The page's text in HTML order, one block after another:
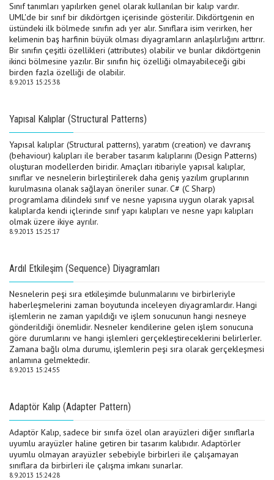
Sınıf tanımları yapılırken genel olarak kullanılan bir kalıp vardır.
UML'de bir sınıf bir dikdörtgen içerisinde gösterilir. Dikdörtgenin en
üstündeki ilk bölmede sınıfın adı yer alır. Sınıflara isim verirken, her
kelimenin baş harfinin büyük olması diyagramların anlaşılırlığını arttırır.
Bir sınıfın çeşitli özellikleri (attributes) olabilir ve bunlar dikdörtgenin
ikinci bölmesine yazılır. Bir sınıfın hiç özelliği olmayabileceği gibi
birden fazla özelliği de olabilir.
8.9.2013 15:25:38
Yapısal Kalıplar (Structural Patterns)
Yapısal kalıplar (Structural patterns), yaratım (creation) ve davranış
(behaviour) kalıpları ile beraber tasarım kalıplarını (Design Patterns)
oluşturan modellerden biridir. Amaçları itibariyle yapısal kalıplar,
sınıflar ve nesnelerin birleştirilerek daha geniş yazılım gruplarının
kurulmasına olanak sağlayan öneriler sunar. C# (C Sharp)
programlama dilindeki sınıf ve nesne yapısına uygun olarak yapısal
kalıplarda kendi içlerinde sınıf yapı kalıpları ve nesne yapı kalıpları
olmak üzere ikiye ayrılır.
8.9.2013 15:25:17
Ardıl Etkileşim (Sequence) Diyagramları
Nesnelerin peşi sıra etkileşimde bulunmalarını ve birbirleriyle
haberleşmelerini zaman boyutunda inceleyen diyagramlardır. Hangi
işlemlerin ne zaman yapıldığı ve işlem sonucunun hangi nesneye
gönderildiği önemlidir. Nesneler kendilerine gelen işlem sonucuna
göre durumlarını ve hangi işlemleri gerçekleştireceklerini belirlerler.
Zamana bağlı olma durumu, işlemlerin peşi sıra olarak gerçekleşmesi
anlamına gelmektedir.
8.9.2013 15:24:55
Adaptör Kalıp (Adapter Pattern)
Adaptör Kalıp, sadece bir sınıfa özel olan arayüzleri diğer sınıflarla
uyumlu arayüzler haline getiren bir tasarım kalıbıdır. Adaptörler
uyumlu olmayan arayüzler sebebiyle birbirleri ile çalışamayan
sınıflara da birbirleri ile çalışma imkanı sunarlar.
8.9.2013 15:24:28